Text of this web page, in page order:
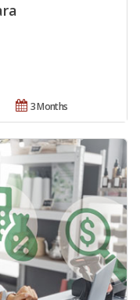
3 Months